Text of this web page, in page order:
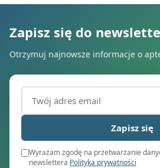
Zapisz się do
Otrzymuj najnowsze informacje o
Adres email (wymagany)
Zapisz się
Wyrażam zgodę na przetwarzanie
newslettera Polityka prywatności